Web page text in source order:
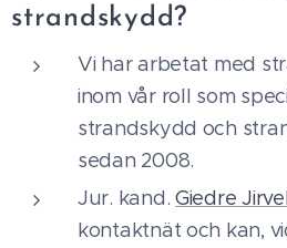
strandskydd?
Vi har arbetat med
inom vår roll som
strandskydd och
sedan 2008.
Jur. kand.Giedre
kontaktnät och kan,